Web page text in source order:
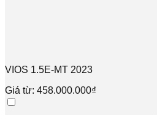
VIOS 1.5E-MT 2023
Giá từ: 458.000.000₫